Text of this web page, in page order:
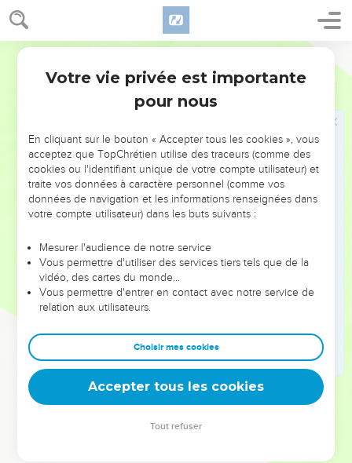
Jean 12
crainte d'être exclus de la synagogue.
43 En effet, ils aimèrent la gloire des hommes plus que la
Le jugement par la parole de Jésus
pas seulement en moi, mais en celui qui m'a envoyé,
et celui qui me voit voit celui qui m'a envoyé.
Moi, la lumière, je suis venu dans le monde afin que
quiconque croit en moi ne reste pas dans les ténèbres.
n'est pas moi qui le juge, car je suis venu non pour juger le
monde, mais pour le sauver.
Celui qui me rejette et qui n’accepte pas mes paroles a
son juge : la parole que j'ai annoncée, c'est elle qui le jugera,
le dernier jour.
En effet, je n'ai pas parlé de ma propre initiative, mais le
Père, qui m'a envoyé, m'a prescrit lui-même ce que je dois
dire et annoncer,
et je sais que son commandement est la vie éternelle.
Votre vie privée est importante
pour nous
En cliquant sur le bouton « Accepter tous les cookies », vous
acceptez que TopChrétien utilise des traceurs (comme des
cookies ou l'identifiant unique de votre compte utilisateur) et
traite vos données à caractère personnel (comme vos
données de navigation et les informations renseignées dans
votre compte utilisateur) dans les buts suivants :
Mesurer l'audience de notre service
Vous permettre d'utiliser des services tiers tels que de la
vidéo, des cartes du monde…
Vous permettre d'entrer en contact avec notre service de
relation aux utilisateurs.
Choisir mes cookies
Accepter tous les cookies
Tout refuser